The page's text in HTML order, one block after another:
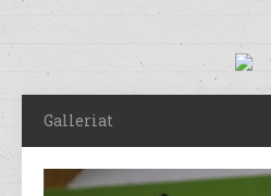
Galleriat